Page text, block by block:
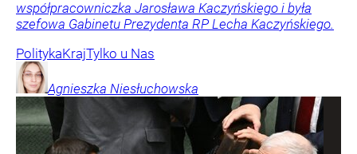
współpracowniczka Jarosława Kaczyńskiego i była
szefowa Gabinetu Prezydenta RP Lecha Kaczyńskiego.
PolitykaKrajTylko u Nas
Agnieszka Niesłuchowska